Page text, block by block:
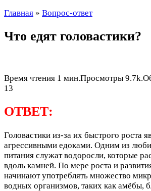
Главная » Вопрос-ответ
Что едят головастики?
Время чтения 1 мин.Просмотры 9.7k.
13
ОТВЕТ:
Головастики из-за их быстрого роста
агрессивными едоками. Одним из
питания служат водоросли, которые
вдоль камней. По мере роста и
начинают употреблять множество
водных организмов, таких как амёбы,